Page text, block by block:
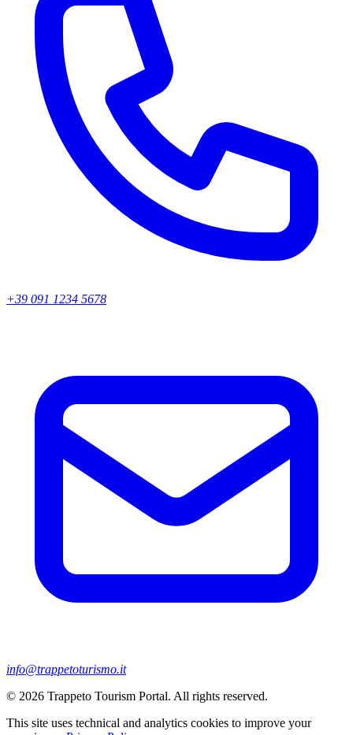
+39 091 1234 5678
info@trappetoturismo.it
© 2026 Trappeto Tourism Portal. All rights reserved.
This site uses technical and analytics cookies to improve your